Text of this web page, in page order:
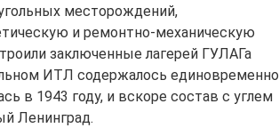
месторождений,
и ремонтно-механическую
заключенные лагерей ГУЛАГа
ИТЛ содержалось единовременно
в 1943 году, и вскоре состав с углем
Ленинград.